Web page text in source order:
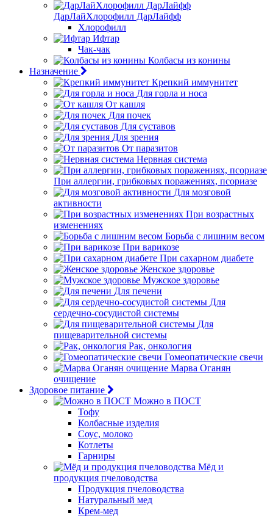
ДарЛайХлорофилл ДарЛайфф
Хлорофилл
Ифтар
Чак-чак
Колбасы из конины
Назначение
Крепкий иммунитет
Для горла и носа
От кашля
Для почек
Для суставов
Для зрения
От паразитов
Нервная система
При аллергии, грибковых поражениях, псориазе
Для мозговой
активности
При возрастных
изменениях
Борьба с лишним весом
При варикозе
При сахарном диабете
Женское здоровье
Мужское здоровье
Для печени
Для
сердечно-сосудистой системы
Для
пищеварительной системы
Рак, онкология
Гомеопатические свечи
Марва Оганян
очищение
Здоровое питание
Можно в ПОСТ
Тофу
Колбасные изделия
Соус, молоко
Котлеты
Гарниры
Мёд и
продукция пчеловодства
Продукция пчеловодства
Натуральный мед
Крем-мед